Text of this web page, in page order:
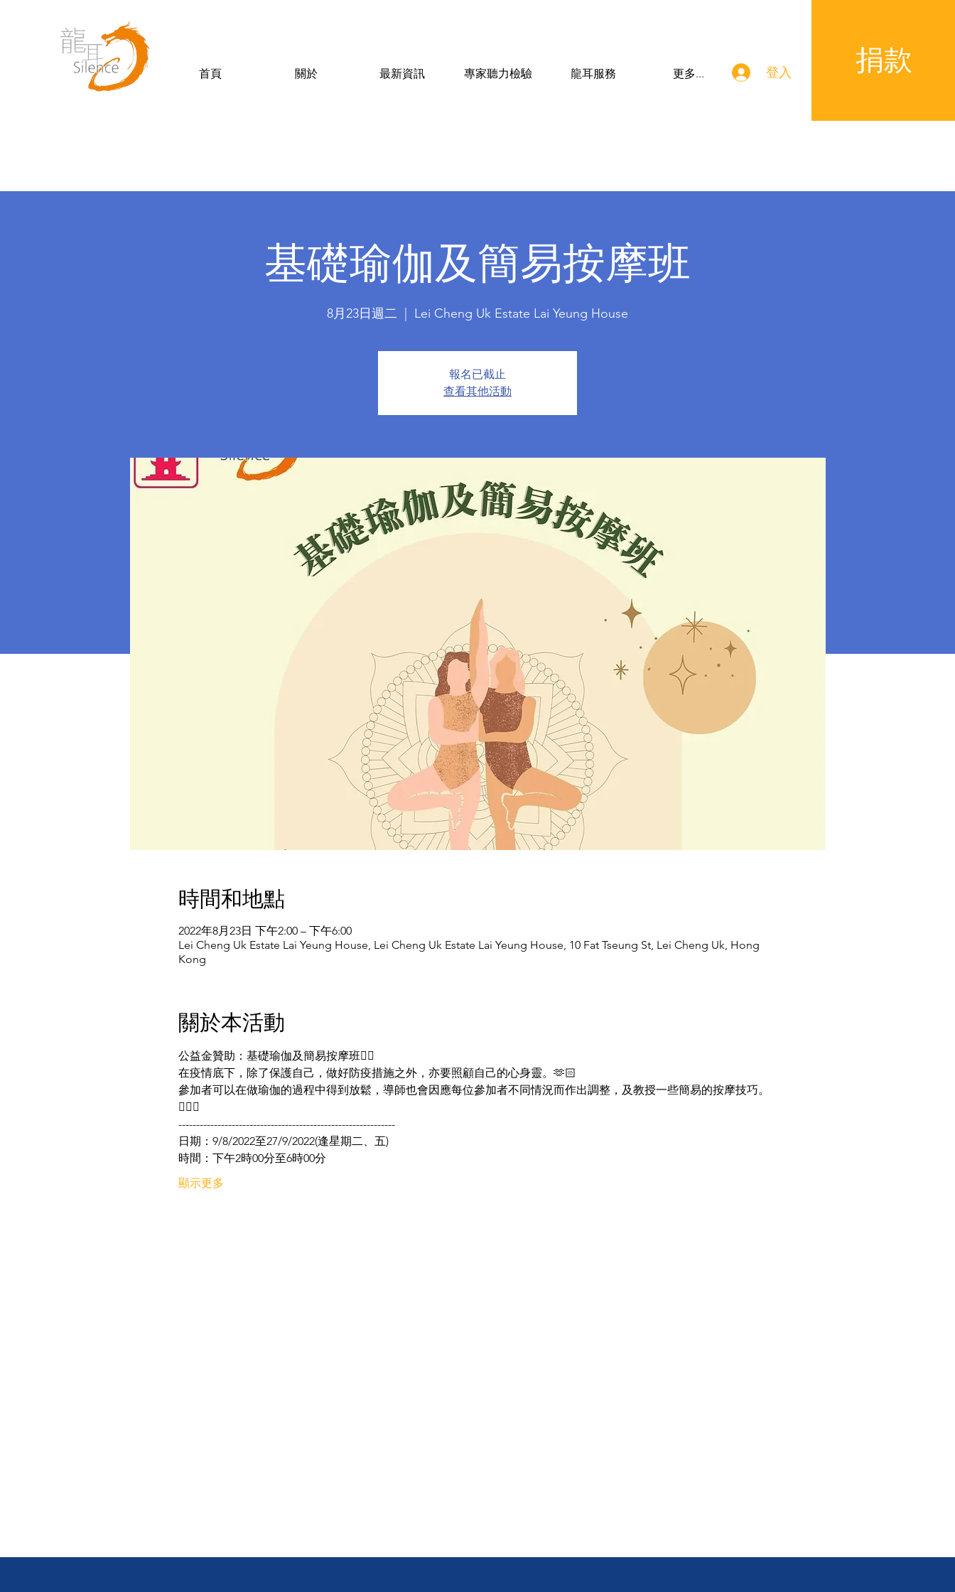
首頁 關於 最新資訊 專家聽力檢驗 龍耳服務 更多... 登入 捐款
基礎瑜伽及簡易按摩班
8月23日週二 Lei Cheng Uk Estate Lai Yeung House
報名已截止
查看其他活動
時間和地點
2022年8月23日 下午2:00 – 下午6:00
Lei Cheng Uk Estate Lai Yeung House, Lei Cheng Uk Estate Lai Yeung House, 10 Fat Tseung St, Lei Cheng Uk, Hong
Kong
關於本活動
公益金贊助：基礎瑜伽及簡易按摩班🧘‍♀️
在疫情底下，除了保護自己，做好防疫措施之外，亦要照顧自己的心身靈。🫶🏻
參加者可以在做瑜伽的過程中得到放鬆，導師也會因應每位參加者不同情況而作出調整，及教授一些簡易的按摩技巧。
💆🏻‍♀️
-------------------------------------------------------------
日期：9/8/2022至27/9/2022(逢星期二、五)
時間：下午2時00分至6時00分
顯示更多